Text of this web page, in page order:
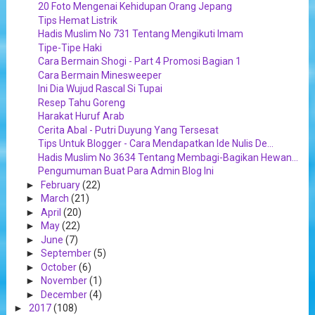
20 Foto Mengenai Kehidupan Orang Jepang
Tips Hemat Listrik
Hadis Muslim No 731 Tentang Mengikuti Imam
Tipe-Tipe Haki
Cara Bermain Shogi - Part 4 Promosi Bagian 1
Cara Bermain Minesweeper
Ini Dia Wujud Rascal Si Tupai
Resep Tahu Goreng
Harakat Huruf Arab
Cerita Abal - Putri Duyung Yang Tersesat
Tips Untuk Blogger - Cara Mendapatkan Ide Nulis De...
Hadis Muslim No 3634 Tentang Membagi-Bagikan Hewan...
Pengumuman Buat Para Admin Blog Ini
► February(22)
►
March (21)
► April (20)
►
May(22)
► June (7)
► September(5)
► October(6)
►
November(1)
► December(4)
► 2017(108)